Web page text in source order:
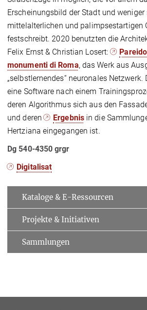
Erscheinungsbild der Stadt und weniger
mittelalterlichen und palimpsestartigen
festschreibt. 2020 benutzten die
Felix Ernst & Christian Losert:
monumenti di Roma, das Werk aus
„selbstlernendes“ neuronales Netzwerk.
eine Software nach einem
deren Algorithmus sich aus den
und deren
Ergebnisin die
Hertziana eingegangen ist.
Dg 540-4350 grgr
Digitalisat
Kataloge & E-Ressourcen
Projekte & Initiativen
Sammlungen